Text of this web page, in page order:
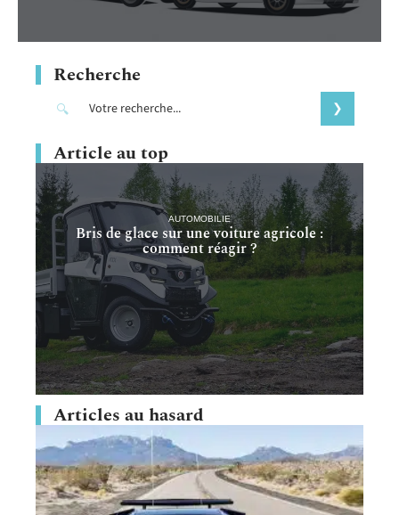
Recherche
Article au top
AUTOMOBILIE
Bris de glace sur une voiture agricole :
comment réagir ?
Articles au hasard